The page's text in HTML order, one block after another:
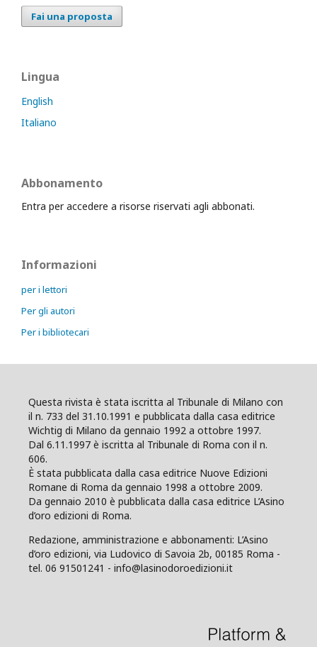
Fai una proposta
Lingua
English
Italiano
Abbonamento
Entra per accedere a risorse riservati agli abbonati.
Informazioni
per i lettori
Per gli autori
Per i bibliotecari
Questa rivista è stata iscritta al Tribunale di Milano con
il n. 733 del 31.10.1991 e pubblicata dalla casa editrice
Wichtig di Milano da gennaio 1992 a ottobre 1997.
Dal 6.11.1997 è iscritta al Tribunale di Roma con il n.
606.
È stata pubblicata dalla casa editrice Nuove Edizioni
Romane di Roma da gennaio 1998 a ottobre 2009.
Da gennaio 2010 è pubblicata dalla casa editrice L’Asino
d’oro edizioni di Roma.
Redazione, amministrazione e abbonamenti: L’Asino
d’oro edizioni, via Ludovico di Savoia 2b, 00185 Roma -
tel. 06 91501241 - info@lasinodoroedizioni.it